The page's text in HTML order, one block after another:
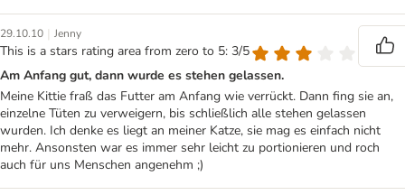
29.10.10 | Jenny
This is a stars rating area from zero to 5: 3/5
Am Anfang gut, dann wurde es stehen gelassen.
Meine Kittie fraß das Futter am Anfang wie verrückt. Dann fing sie an,
einzelne Tüten zu verweigern, bis schließlich alle stehen gelassen
wurden. Ich denke es liegt an meiner Katze, sie mag es einfach nicht
mehr. Ansonsten war es immer sehr leicht zu portionieren und roch
auch für uns Menschen angenehm ;)